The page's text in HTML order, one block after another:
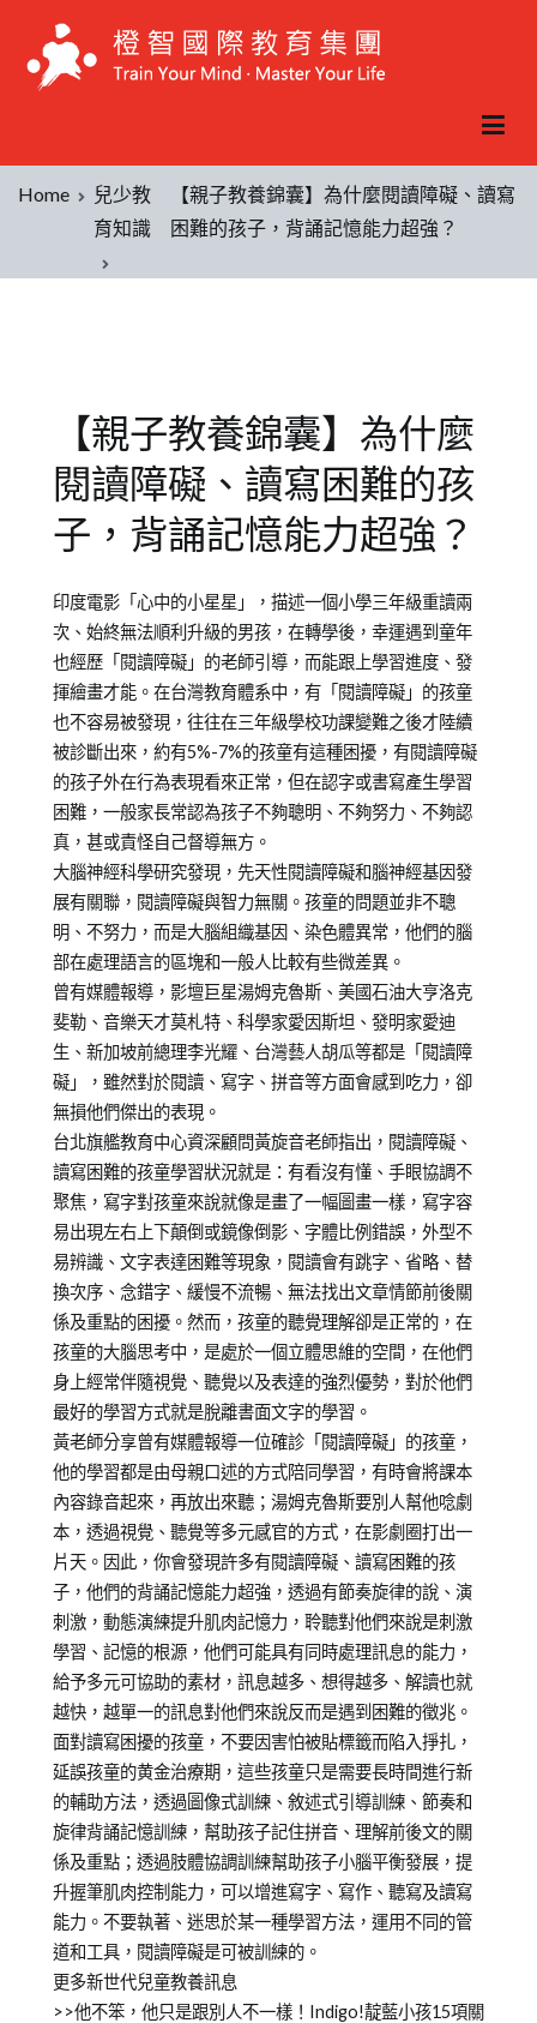
Home
兒少教
育知識
【親子教養錦囊】為什麼閱讀障礙、讀寫
困難的孩子，背誦記憶能力超強？
【親子教養錦囊】為什麼
閱讀障礙、讀寫困難的孩
子，背誦記憶能力超強？
Posted
on
2012-
09-
29
Posted
in
兒
少
教
育
知
識,
專
欄
【親
子
教
養
錦
囊】
Tagged
居
家
學
習,
教
養
培
育
印度電影「心中的小星星」，描述一個小學三年級重讀兩
次、始終無法順利升級的男孩，在轉學後，幸運遇到童年
也經歷「閱讀障礙」的老師引導，而能跟上學習進度、發
揮繪畫才能。在台灣教育體系中，有「閱讀障礙」的孩童
也不容易被發現，往往在三年級學校功課變難之後才陸續
被診斷出來，約有5%-7%的孩童有這種困擾，有閱讀障礙
的孩子外在行為表現看來正常，但在認字或書寫產生學習
困難，一般家長常認為孩子不夠聰明、不夠努力、不夠認
真，甚或責怪自己督導無方。
大腦神經科學研究發現，先天性閱讀障礙和腦神經基因發
展有關聯，閱讀障礙與智力無關。孩童的問題並非不聰
明、不努力，而是大腦組織基因、染色體異常，他們的腦
部在處理語言的區塊和一般人比較有些微差異。
曾有媒體報導，影壇巨星湯姆克魯斯、美國石油大亨洛克
斐勒、音樂天才莫札特、科學家愛因斯坦、發明家愛迪
生、新加坡前總理李光耀、台灣藝人胡瓜等都是「閱讀障
礙」，雖然對於閱讀、寫字、拼音等方面會感到吃力，卻
無損他們傑出的表現。
台北旗艦教育中心資深顧問黃旋音老師指出，閱讀障礙、
讀寫困難的孩童學習狀況就是：有看沒有懂、手眼協調不
聚焦，寫字對孩童來說就像是畫了一幅圖畫一樣，寫字容
易出現左右上下顛倒或鏡像倒影、字體比例錯誤，外型不
易辨識、文字表達困難等現象，閱讀會有跳字、省略、替
換次序、念錯字、緩慢不流暢、無法找出文章情節前後關
係及重點的困擾。然而，孩童的聽覺理解卻是正常的，在
孩童的大腦思考中，是處於一個立體思維的空間，在他們
身上經常伴隨視覺、聽覺以及表達的強烈優勢，對於他們
最好的學習方式就是脫離書面文字的學習。
黃老師分享曾有媒體報導一位確診「閱讀障礙」的孩童，
他的學習都是由母親口述的方式陪同學習，有時會將課本
內容錄音起來，再放出來聽；湯姆克魯斯要別人幫他唸劇
本，透過視覺、聽覺等多元感官的方式，在影劇圈打出一
片天。因此，你會發現許多有閱讀障礙、讀寫困難的孩
子，他們的背誦記憶能力超強，透過有節奏旋律的說、演
刺激，動態演練提升肌肉記憶力，聆聽對他們來說是刺激
學習、記憶的根源，他們可能具有同時處理訊息的能力，
給予多元可協助的素材，訊息越多、想得越多、解讀也就
越快，越單一的訊息對他們來說反而是遇到困難的徵兆。
面對讀寫困擾的孩童，不要因害怕被貼標籤而陷入掙扎，
延誤孩童的黄金治療期，這些孩童只是需要長時間進行新
的輔助方法，透過圖像式訓練、敘述式引導訓練、節奏和
旋律背誦記憶訓練，幫助孩子記住拼音、理解前後文的關
係及重點；透過肢體協調訓練幫助孩子小腦平衡發展，提
升握筆肌肉控制能力，可以增進寫字、寫作、聽寫及讀寫
能力。不要執著、迷思於某一種學習方法，運用不同的管
道和工具，閱讀障礙是可被訓練的。
更多新世代兒童教養訊息
>>他不笨，他只是跟別人不一樣！Indigo!靛藍小孩15項關